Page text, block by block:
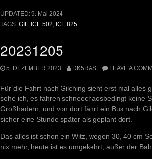
UPDATED: 9. Mai 2024
TAGS: GIL, ICE 502, ICE 825
20231205
5. DEZEMBER 2023 DK5RAS LEAVE A
Für die Fahrt nach Gilching sieht erst mal alles
sehe ich, es fahren schneechaosbedingt keine
Großhadern, und von dort fährt ein Bus nach
sicher eine Stunde später als geplant dort.
Das alles ist schon ein Witz, wegen 30, 40 cm
nix mehr, heute ist es umgekehrt, außer der